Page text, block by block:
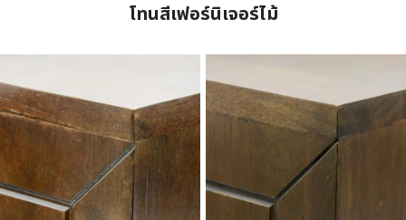
โทนสีเฟอร์นิเจอร์ไม้